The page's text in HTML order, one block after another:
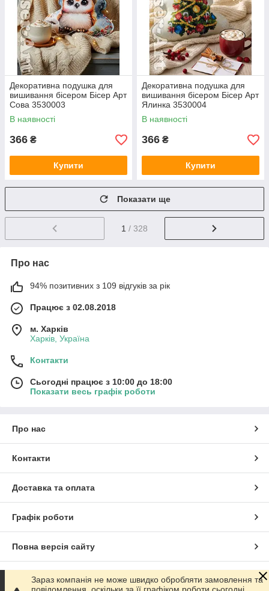
Декоративна подушка для
вишивання бісером Бісер Арт
Сова 3530003
В наявності
366 ₴
Купити
Декоративна подушка для
вишивання бісером Бісер Арт
Ялинка 3530004
В наявності
366 ₴
Купити
Показати ще
1 / 328
Про нас
94% позитивних з 109 відгуків за рік
Працює з 02.08.2018
м. Харків
Харків, Україна
Контакти
Сьогодні працює з 10:00 до 18:00
Показати весь графік роботи
Про нас
Контакти
Доставка та оплата
Графік роботи
Повна версія сайту
Сайт створено на маркетплейсі Prom.ua
Зараз компанія не може швидко обробляти замовлення та